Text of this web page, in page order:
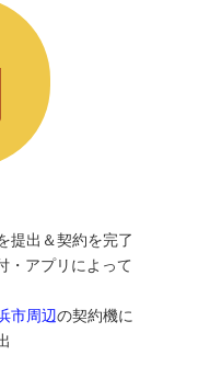
提出＆契約を完了
・アプリによって
市周辺の契約機に